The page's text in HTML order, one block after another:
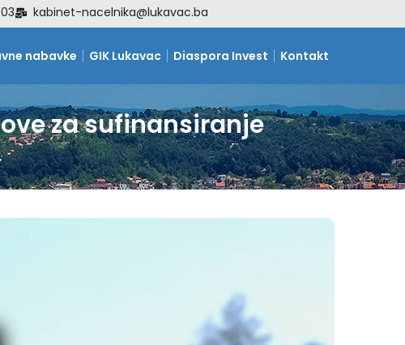
kabinet-nacelnika@lukavac.ba
nabavke GIK Lukavac Diaspora Invest Kontakt
za sufinansiranje